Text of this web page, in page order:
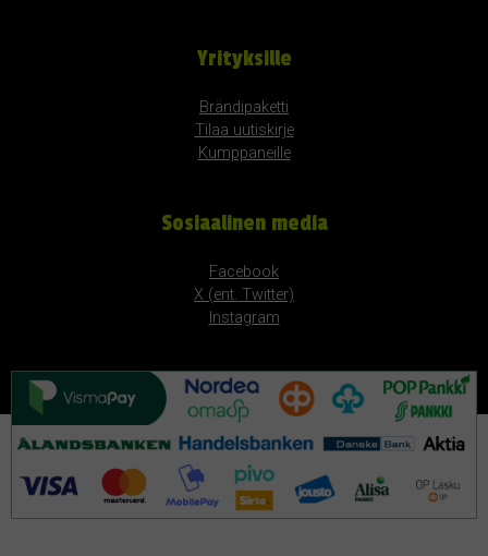
Yrityksille
Brändipaketti
Tilaa uutiskirje
Kumppaneille
Sosiaalinen media
Facebook
X (ent. Twitter)
Instagram